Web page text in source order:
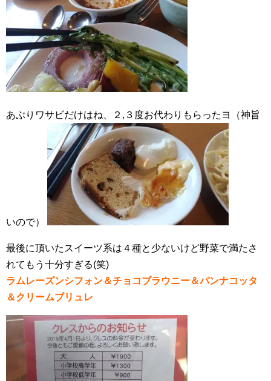
あぶりワサビだけはね、２,３度お代わりもらったヨ（神旨
いので）
最後に頂いたスイーツ系は４種と少ないけど野菜で満たさ
れてもう十分すぎる(笑)
ラムレーズンシフォン＆チョコブラウニー＆パンナコッタ
＆クリームブリュレ